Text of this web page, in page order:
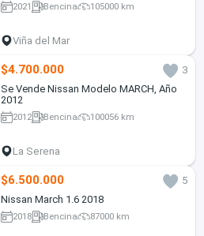
2021 Bencina 105000 km
Viña del Mar
$4.700.000
3
Se Vende Nissan Modelo MARCH, Año
2012
2012 Bencina 100056 km
La Serena
$6.500.000
5
Nissan March 1.6 2018
2018 Bencina 87000 km